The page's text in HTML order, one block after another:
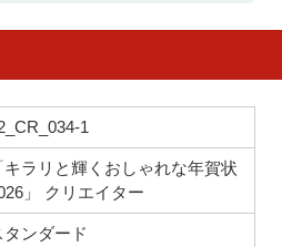
1
キラリと輝くおしゃれな年賀状
」 クリエイター
タンダード